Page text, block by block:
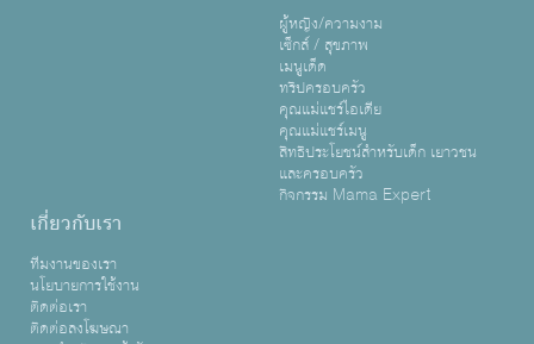
ผู้หญิง/ความงาม
เซ็กส์ / สุขภาพ
เมนูเด็ด
ทริปครอบครัว
คุณแม่แชร์ไอเดีย
คุณแม่แชร์เมนู
สิทธิประโยชน์สำหรับเด็ก เยาวชน
และครอบครัว
กิจกรรม Mama Expert
เกี่ยวกับเรา
ทีมงานของเรา
นโยบายการใช้งาน
ติดต่อเรา
ติดต่อลงโฆษณา